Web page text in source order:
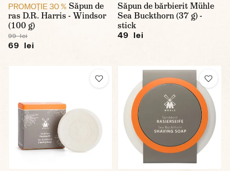
PROMOŢIE 30 % Săpun de
ras D.R. Harris - Windsor
(100 g)
99 lei
69 lei
Săpun de bărbierit Mühle
Sea Buckthorn (37 g) -
stick
49 lei